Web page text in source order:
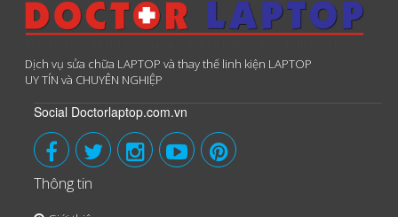
Dịch vụ sửa chữa LAPTOP và thay thế linh kiện LAPTOP
UY TÍN và CHUYÊN NGHIỆP
Social Doctorlaptop.com.vn
Thông tin